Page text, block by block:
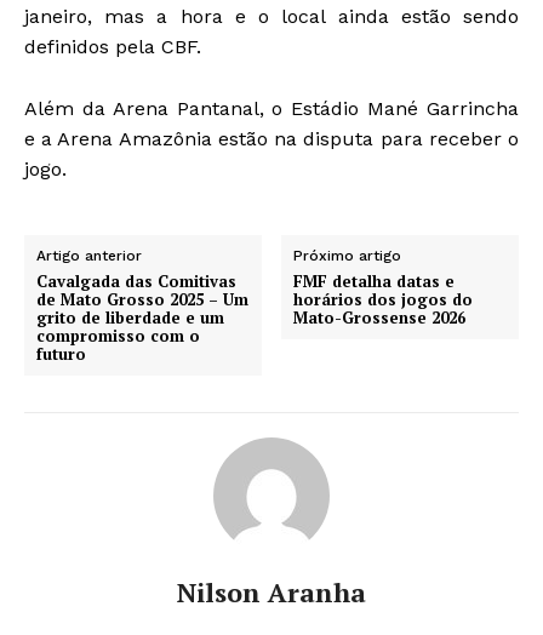
janeiro, mas a hora e o local ainda estão sendo
definidos pela CBF.
Além da Arena Pantanal, o Estádio Mané Garrincha
e a Arena Amazônia estão na disputa para receber o
jogo.
Artigo anterior
Cavalgada das Comitivas
de Mato Grosso 2025 – Um
grito de liberdade e um
compromisso com o
futuro
Próximo artigo
FMF detalha datas e
horários dos jogos do
Mato-Grossense 2026
Nilson Aranha